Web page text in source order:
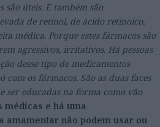
são úteis. E também são
de retinol, de ácido retinoico,
médica. Porque estes fármacos são
agressivos, irritativos. Há pessoas
desse tipo de medicamentos
com os fármacos. São as duas faces
ser educadas na forma como vão
e há uma
não podem usar ou